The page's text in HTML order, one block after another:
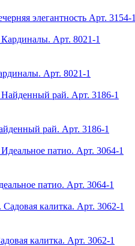
элегантность Арт. 3154-1
Арт. 8021-1
рай. Арт. 3186-1
патио. Арт. 3064-1
калитка. Арт. 3062-1